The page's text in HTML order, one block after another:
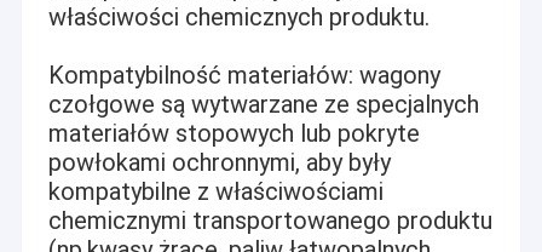
właściwości chemicznych produktu.
Kompatybilność materiałów: wagony
czołgowe są wytwarzane ze specjalnych
materiałów stopowych lub pokryte
powłokami ochronnymi, aby były
kompatybilne z właściwościami
chemicznymi transportowanego produktu